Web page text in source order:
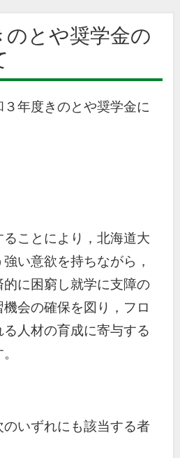
のとや奨学金の
年度きのとや奨学金に
ことにより，北海道大
い意欲を持ちながら，
に困窮し就学に支障の
会の確保を図り，フロ
人材の育成に寄与する
いずれにも該当する者